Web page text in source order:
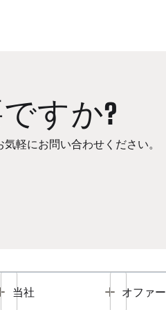
すか?
軽にお問い合わせください。
Toggle
当社 Toggle
オファー